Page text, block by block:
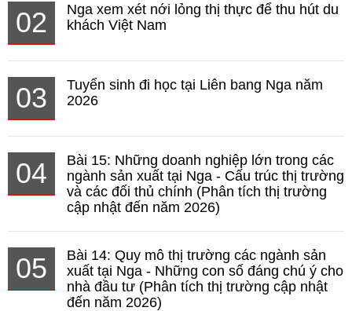
02
Nga xem xét nới lỏng thị thực để thu hút du
khách Việt Nam
03
Tuyển sinh đi học tại Liên bang Nga năm
2026
04
Bài 15: Những doanh nghiệp lớn trong các
ngành sản xuất tại Nga - Cấu trúc thị trường
và các đối thủ chính (Phân tích thị trường
cập nhật đến năm 2026)
05
Bài 14: Quy mô thị trường các ngành sản
xuất tại Nga - Những con số đáng chú ý cho
nhà đầu tư (Phân tích thị trường cập nhật
đến năm 2026)